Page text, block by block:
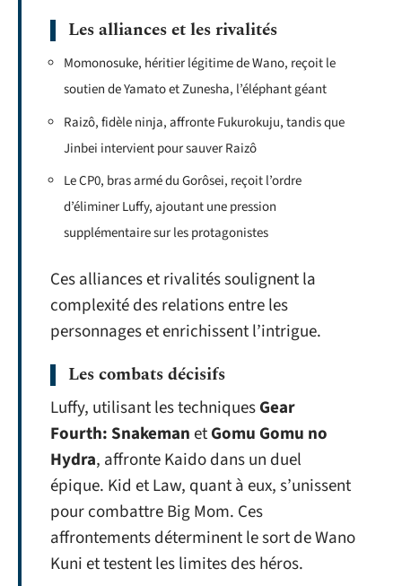
Les alliances et les rivalités
Momonosuke, héritier légitime de Wano, reçoit le
soutien de Yamato et Zunesha, l’éléphant géant
Raizô, fidèle ninja, affronte Fukurokuju, tandis que
Jinbei intervient pour sauver Raizô
Le CP0, bras armé du Gorôsei, reçoit l’ordre
d’éliminer Luffy, ajoutant une pression
supplémentaire sur les protagonistes
Ces alliances et rivalités soulignent la
complexité des relations entre les
personnages et enrichissent l’intrigue.
Les combats décisifs
Luffy, utilisant les techniquesGear
Fourth: SnakemanetGomu Gomu no
Hydra, affronte Kaido dans un duel
épique. Kid et Law, quant à eux, s’unissent
pour combattre Big Mom. Ces
affrontements déterminent le sort de Wano
Kuni et testent les limites des héros.